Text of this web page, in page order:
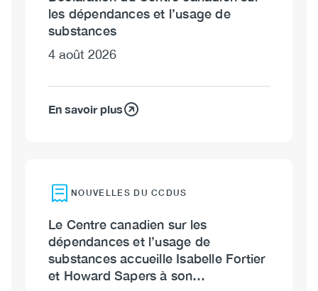
les dépendances et l’usage de
substances
4 août 2026
En savoir plus
NOUVELLES DU CCDUS
Le Centre canadien sur les
dépendances et l’usage de
substances accueille Isabelle Fortier
et Howard Sapers à son…